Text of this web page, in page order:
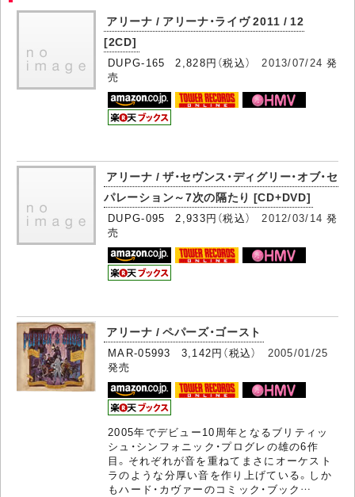
アリーナ / アリーナ・ライヴ 2011 / 12
[2CD]
DUPG-165 2,828円（税込） 2013/07/24 発
売
アリーナ / ザ・セヴンス・ディグリー・オブ・セ
パレーション～7次の隔たり [CD+DVD]
DUPG-095 2,933円（税込） 2012/03/14 発
売
アリーナ / ペパーズ・ゴースト
MAR-05993 3,142円（税込） 2005/01/25
発売
2005年でデビュー10周年となるブリティッ
シュ・シンフォニック・プログレの雄の6作
目。それぞれが音を重ねてまさにオーケスト
ラのような分厚い音を作り上げている。しか
もハード・カヴァーのコミック・ブック…